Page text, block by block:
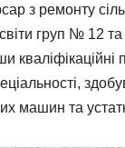
з ремонту
груп № 12
машин та